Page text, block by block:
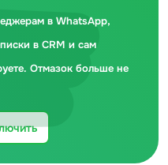
в WhatsApp,
в CRM и сам
Отмазок больше не